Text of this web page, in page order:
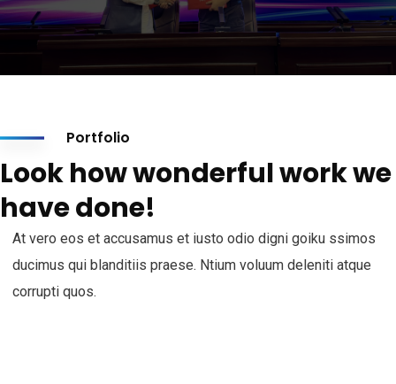
Portfolio
Look how wonderful work we
have done!
At vero eos et accusamus et iusto odio digni goiku ssimos
ducimus qui blanditiis praese. Ntium voluum deleniti atque
corrupti quos.